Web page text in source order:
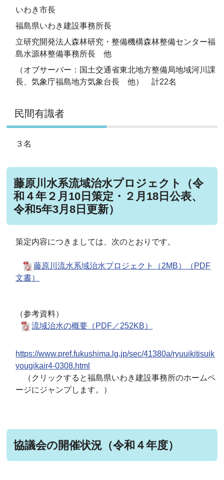
いわき市長
福島県いわき建設事務所長
立研究開発法人森林研究・整備機構森林整備センター福
島水源林整備事務所長 他
（オブサーバー：国土交通省東北地方整備局地域河川課
長、気象庁福島地方気象台長 他） 計22名
民間有識者
３名
藤原川水系流域治水プロジェクト（令
和４年２月10日策定・２月18日公表、
令和5年3月8日更新）
策定内容につきましては、次のとおりです。
藤原川流水系域治水プロジェクト（2MB）（PDF
文書）
（参考資料）
流域治水の概要（PDF／252KB）
https://www.pref.fukushima.lg.jp/sec/41380a/ryuuikitisuik
yougikair4-0308.html
（クリックすると福島県いわき建設事務所のホームペ
ージにジャンプします。）
協議会の開催状況（令和４年度）